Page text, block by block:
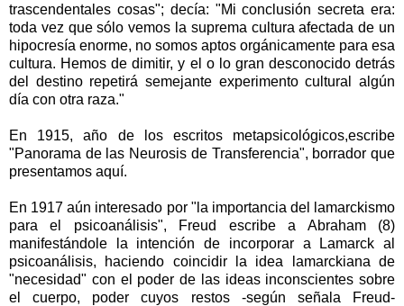
trascendentales cosas"; decía: "Mi conclusión secreta era:
toda vez que sólo vemos la suprema cultura afectada de un
hipocresía enorme, no somos aptos orgánicamente para esa
cultura. Hemos de dimitir, y el o lo gran desconocido detrás
del destino repetirá semejante experimento cultural algún
día con otra raza."
En 1915, año de los escritos metapsicológicos,escribe
"Panorama de las Neurosis de Transferencia", borrador que
presentamos aquí.
En 1917 aún interesado por "la importancia del lamarckismo
para el psicoanálisis", Freud escribe a Abraham (8)
manifestándole la intención de incorporar a Lamarck al
psicoanálisis, haciendo coincidir la idea lamarckiana de
"necesidad" con el poder de las ideas inconscientes sobre
el cuerpo, poder cuyos restos -según señala Freud-